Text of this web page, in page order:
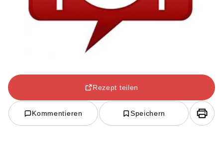
Rezept teilen
Kommentieren Speichern